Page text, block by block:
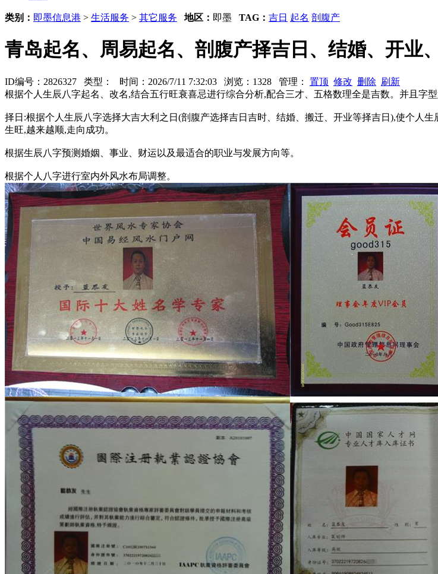
类别： 即墨信息港 > 生活服务 > 其它服务 地区： 即墨 TAG： 吉日 起名 剖腹产
青岛起名、周易起名、剖腹产择吉日、结婚、开业
ID编号：2826327 类型： 时间：2026/7/11 7:32:03 浏览：1328 管理： 置顶 修改 删除 刷新
根据个人生辰八字起名、改名,结合五行旺衰喜忌进行综合分析,配合三才、五格数理全是吉数。并且字
择日:根据个人生辰八字选择大吉大利之日(剖腹产选择吉日吉时、结婚、搬迁、开业等择吉日),使个人
生旺,越来越顺,走向成功。
根据生辰八字预测婚姻、事业、财运以及最适合的职业与发展方向等。
根据个人八字进行室内外风水布局调整。